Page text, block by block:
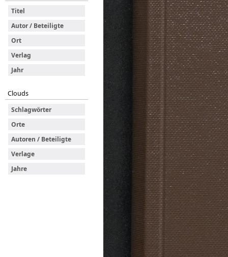
Titel
Autor / Beteiligte
Ort
Verlag
Jahr
Clouds
Schlagwörter
Orte
Autoren / Beteiligte
Verlage
Jahre